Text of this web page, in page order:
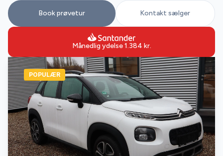
POPULÆR
Book prøvetur Kontakt sælger
Månedlig ydelse1.384 kr.